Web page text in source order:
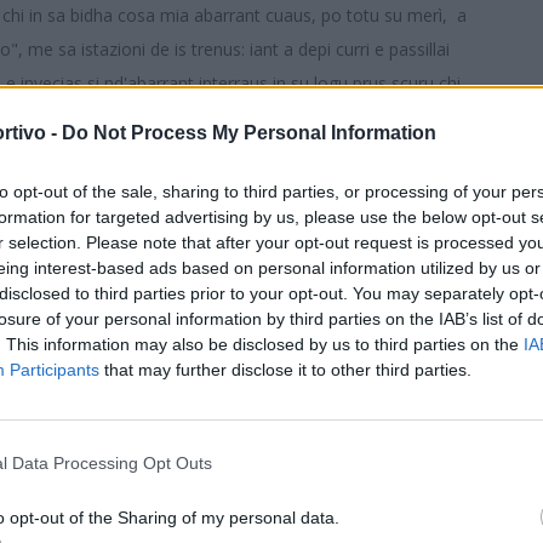
- Do Not Process My Personal Information
opt-out of the sale, sharing to third parties, or processing of your
for targeted advertising by us, please use the below opt-out
selection. Please note that after your opt-out request is processed
interest-based ads based on personal information utilized by us
to third parties prior to your opt-out. You may separately
of your personal information by third parties on the IAB’s list of
This information may also be disclosed by us to third parties on the
Participants that may further disclose it to other third parties.
Data Processing Opt Outs
opt-out of the Sharing of my personal data.
in sa bidha cosa mia abarrant cuaus, po totu su merì, a
me sa istazioni de is trenus: iant a depi curri e passillai
invecias si nd'abarrant interraus in su logu prus scuru chi
allirgu e in libbertade, ma no podint, poita seus ancora
E dhu scieus beni, poita megaus a si dhu arrepiti giai
fintzas a candu sa passientzia si bastat, isperendi chi in
giai chi nci seu: mi prangit unu paghedhu su coru a biri is
s'Eccellenza e sighint cun is allenamentus in truma manna in
piticus (ant a tenni nemancu cuindixi annus), giogant a
s'Eccellenza funt benius a essi, est una noba chi nd'est
natzionali; totus is campionaus de is piciochedhus
stètius sciusciaus. Nudha spàssiu po is pipius, ma su chi si
faint prus beni po sa saludi. Apustis de essi contau totu custu
serbiat), incumentzaus a castiai is nobas de importu prus
mundu de sa bòcia in Sardìnnia.